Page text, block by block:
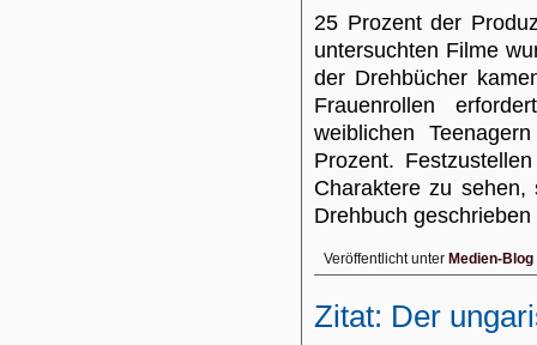
25 Prozent der
untersuchten Filme
der Drehbücher
Frauenrollen
weiblichen
Prozent.
Charaktere zu
Drehbuch
Veröffentlicht unter Medien-Blog
Zitat: Der